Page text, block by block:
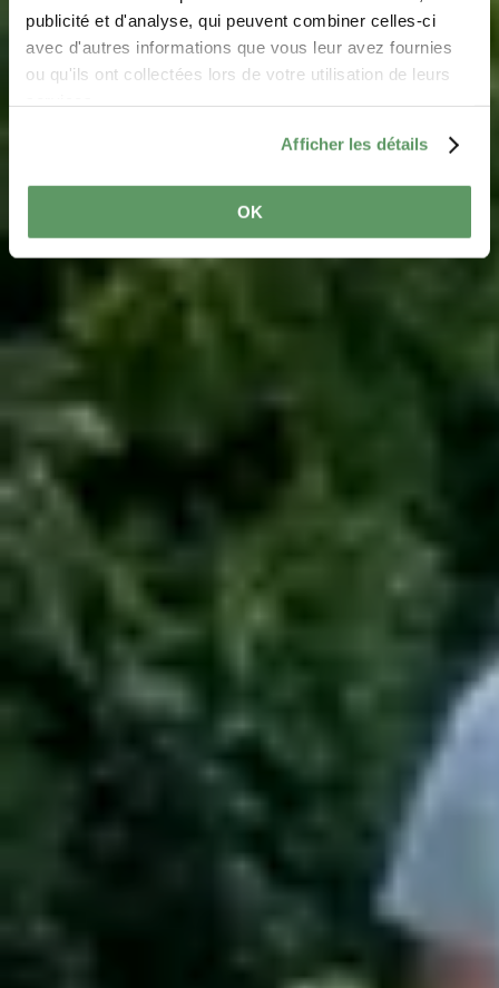
publicité et d'analyse, qui peuvent combiner celles-ci
avec d'autres informations que vous leur avez fournies
ou qu'ils ont collectées lors de votre utilisation de leurs
Afficher les détails
OK
Fluss-Tour Luxemburg
- An den Ufern der
Mosel, Sauer und
Alzette